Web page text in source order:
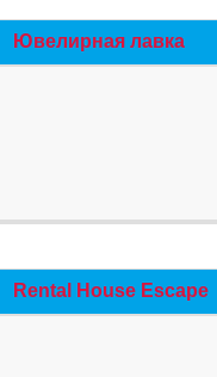
Ювелирная лавка
Rental House Escape